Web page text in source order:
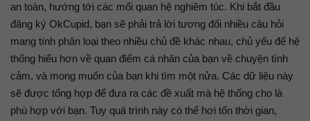
an toàn, hướng tới các mối quan hệ nghiêm túc. Khi bắt đầu
đăng ký OkCupid, bạn sẽ phải trả lời tương đối nhiều câu hỏi
mang tính phân loại theo nhiều chủ đề khác nhau, chủ yếu để hệ
thống hiểu hơn về quan điểm cá nhân của bạn về chuyện tình
cảm, và mong muốn của bạn khi tìm một nửa. Các dữ liệu này
sẽ được tổng hợp để đưa ra các đề xuất mà hệ thống cho là
phù hợp với bạn. Tuy quá trình này có thể hơi tốn thời gian,